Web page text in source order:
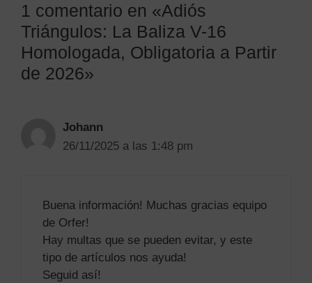
1 comentario en «Adiós
Triángulos: La Baliza V-16
Homologada, Obligatoria a Partir
de 2026»
Johann
26/11/2025 a las 1:48 pm
Buena información! Muchas gracias equipo
de Orfer!
Hay multas que se pueden evitar, y este
tipo de artículos nos ayuda!
Seguid así!